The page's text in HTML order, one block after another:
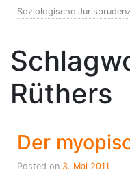
Soziologische
Rüthers
Der
Posted on 3. Mai 2011